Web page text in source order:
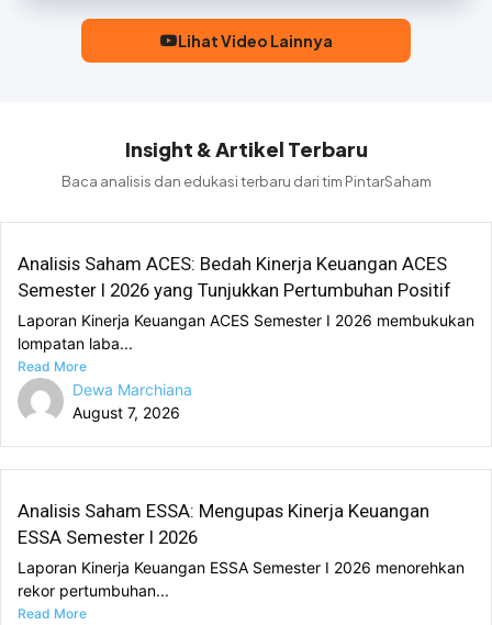
Lihat Video Lainnya
Insight & Artikel Terbaru
Baca analisis dan edukasi terbaru dari tim PintarSaham
Analisis Saham ACES: Bedah Kinerja Keuangan ACES
Semester I 2026 yang Tunjukkan Pertumbuhan Positif
Laporan Kinerja Keuangan ACES Semester I 2026 membukukan
lompatan laba...
Read More
Dewa Marchiana
August 7, 2026
Analisis Saham ESSA: Mengupas Kinerja Keuangan
ESSA Semester I 2026
Laporan Kinerja Keuangan ESSA Semester I 2026 menorehkan
rekor pertumbuhan...
Read More